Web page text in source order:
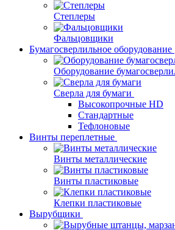
Степлеры
Фальцовщики
Бумагосверлильное оборудование
Оборудование
Сверла для бумаги
Высокопрочные HD
Стандартные
Тефлоновые
Винты переплетные
Винты металлические
Винты пластиковые
Клепки пластиковые
Вырубщики